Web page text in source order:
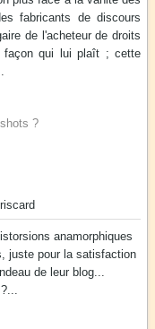
fabricants de discours
de l'acheteur de droits
façon qui lui plaît ; cette
?
anamorphiques
juste pour la satisfaction
de leur blog...